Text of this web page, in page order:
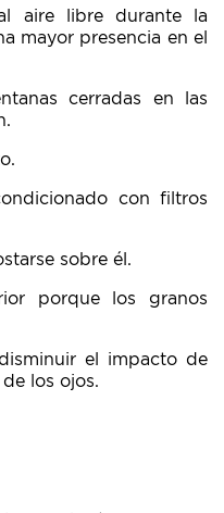
aire libre durante la
mayor presencia en el
cerradas en las
con filtros
sobre él.
porque los granos
el impacto de
los ojos.